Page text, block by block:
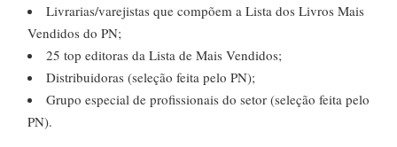
Livrarias/varejistas que compõem a Lista dos Livros Mais
Vendidos do PN;
25 top editoras da Lista de Mais Vendidos;
Distribuidoras (seleção feita pelo PN);
Grupo especial de profissionais do setor (seleção feita pelo
PN).